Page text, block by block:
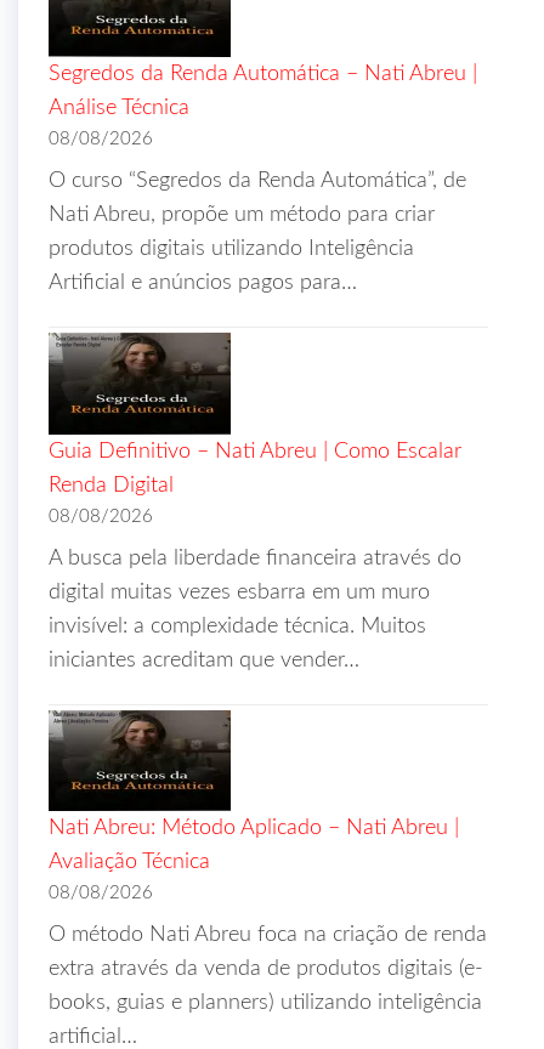
Segredos da Renda Automática – Nati Abreu |
Análise Técnica
08/08/2026
O curso “Segredos da Renda Automática”, de
Nati Abreu, propõe um método para criar
produtos digitais utilizando Inteligência
Artificial e anúncios pagos para…
Guia Definitivo – Nati Abreu | Como Escalar
Renda Digital
08/08/2026
A busca pela liberdade financeira através do
digital muitas vezes esbarra em um muro
invisível: a complexidade técnica. Muitos
iniciantes acreditam que vender…
Nati Abreu: Método Aplicado – Nati Abreu |
Avaliação Técnica
08/08/2026
O método Nati Abreu foca na criação de renda
extra através da venda de produtos digitais (e-
books, guias e planners) utilizando inteligência
artificial…